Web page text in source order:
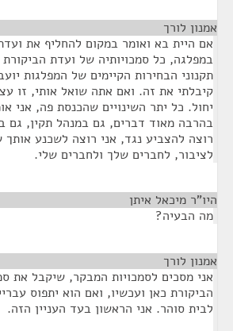
אמנון לורך
אם היית בא ואומר במקום להחליף את
במפלגה, כל סמכויותיה של ועדת הביקורת
תקנוני הבחירות הקיימים של המפלגות
קיבלתי את זה. ואם אתה שואל אותי, זו
יחול. כל יתר השינויים שהכנסת פה, אני
בהרבה מאוד דברים, גם במנהל תקין, גם
רוצה להצביע נגד, אני רוצה לשכנע
לציבור, לחברים שלך ולחברים שלי.
היו"ר מיכאל איתן
מה הבעיה?
אמנון לורך
אני מסכים לסמכויות המבקר, שיקבל את
הביקורת כאן ועכשיו, ואם הוא יתפוס
לבית סוהר. אני הראשון בעד העניין הזה.